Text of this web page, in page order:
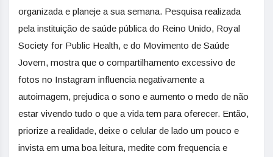
organizada e planeje a sua semana. Pesquisa realizada
pela instituição de saúde pública do Reino Unido, Royal
Society for Public Health, e do Movimento de Saúde
Jovem, mostra que o compartilhamento excessivo de
fotos no Instagram influencia negativamente a
autoimagem, prejudica o sono e aumento o medo de não
estar vivendo tudo o que a vida tem para oferecer. Então,
priorize a realidade, deixe o celular de lado um pouco e
invista em uma boa leitura, medite com frequencia e